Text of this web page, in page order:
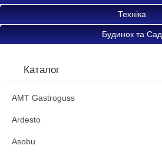
Техніка
Будинок та Сад
Каталог
AMT Gastroguss
Ardesto
Asobu